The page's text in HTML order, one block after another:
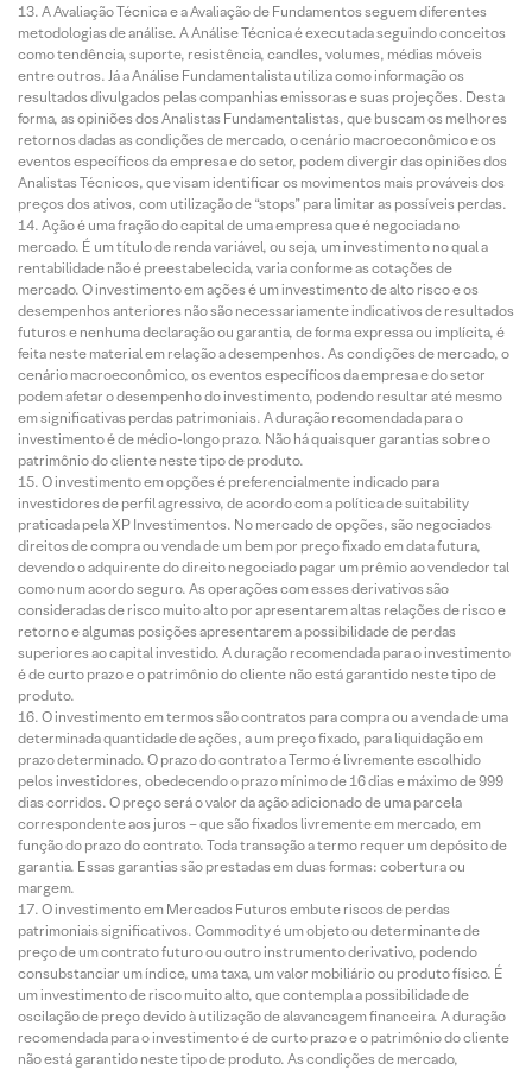
A Avaliação Técnica e a Avaliação de Fundamentos seguem diferentes
metodologias de análise. A Análise Técnica é executada seguindo conceitos
como tendência, suporte, resistência, candles, volumes, médias móveis
entre outros. Já a Análise Fundamentalista utiliza como informação os
resultados divulgados pelas companhias emissoras e suas projeções. Desta
forma, as opiniões dos Analistas Fundamentalistas, que buscam os melhores
retornos dadas as condições de mercado, o cenário macroeconômico e os
eventos específicos da empresa e do setor, podem divergir das opiniões dos
Analistas Técnicos, que visam identificar os movimentos mais prováveis dos
preços dos ativos, com utilização de “stops” para limitar as possíveis perdas.
Ação é uma fração do capital de uma empresa que é negociada no
mercado. É um título de renda variável, ou seja, um investimento no qual a
rentabilidade não é preestabelecida, varia conforme as cotações de
mercado. O investimento em ações é um investimento de alto risco e os
desempenhos anteriores não são necessariamente indicativos de resultados
futuros e nenhuma declaração ou garantia, de forma expressa ou implícita, é
feita neste material em relação a desempenhos. As condições de mercado, o
cenário macroeconômico, os eventos específicos da empresa e do setor
podem afetar o desempenho do investimento, podendo resultar até mesmo
em significativas perdas patrimoniais. A duração recomendada para o
investimento é de médio-longo prazo. Não há quaisquer garantias sobre o
patrimônio do cliente neste tipo de produto.
O investimento em opções é preferencialmente indicado para
investidores de perfil agressivo, de acordo com a política de suitability
praticada pela XP Investimentos. No mercado de opções, são negociados
direitos de compra ou venda de um bem por preço fixado em data futura,
devendo o adquirente do direito negociado pagar um prêmio ao vendedor tal
como num acordo seguro. As operações com esses derivativos são
consideradas de risco muito alto por apresentarem altas relações de risco e
retorno e algumas posições apresentarem a possibilidade de perdas
superiores ao capital investido. A duração recomendada para o investimento
é de curto prazo e o patrimônio do cliente não está garantido neste tipo de
produto.
O investimento em termos são contratos para compra ou a venda de uma
determinada quantidade de ações, a um preço fixado, para liquidação em
prazo determinado. O prazo do contrato a Termo é livremente escolhido
pelos investidores, obedecendo o prazo mínimo de 16 dias e máximo de 999
dias corridos. O preço será o valor da ação adicionado de uma parcela
correspondente aos juros – que são fixados livremente em mercado, em
função do prazo do contrato. Toda transação a termo requer um depósito de
garantia. Essas garantias são prestadas em duas formas: cobertura ou
margem.
O investimento em Mercados Futuros embute riscos de perdas
patrimoniais significativos. Commodity é um objeto ou determinante de
preço de um contrato futuro ou outro instrumento derivativo, podendo
consubstanciar um índice, uma taxa, um valor mobiliário ou produto físico. É
um investimento de risco muito alto, que contempla a possibilidade de
oscilação de preço devido à utilização de alavancagem financeira. A duração
recomendada para o investimento é de curto prazo e o patrimônio do cliente
não está garantido neste tipo de produto. As condições de mercado,